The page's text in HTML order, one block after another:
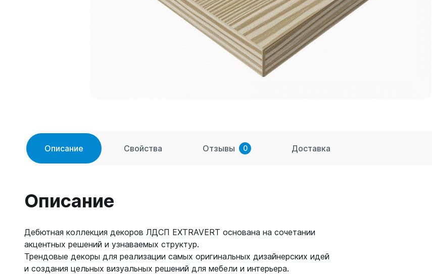
Описание Свойства Отзывы 0 Доставка
Описание
Дебютная коллекция декоров ЛДСП EXTRAVERT основана на сочетании
акцентных решений и узнаваемых структур.
Трендовые декоры для реализации самых оригинальных дизайнерских идей
и создания цельных визуальных решений для мебели и интерьера.